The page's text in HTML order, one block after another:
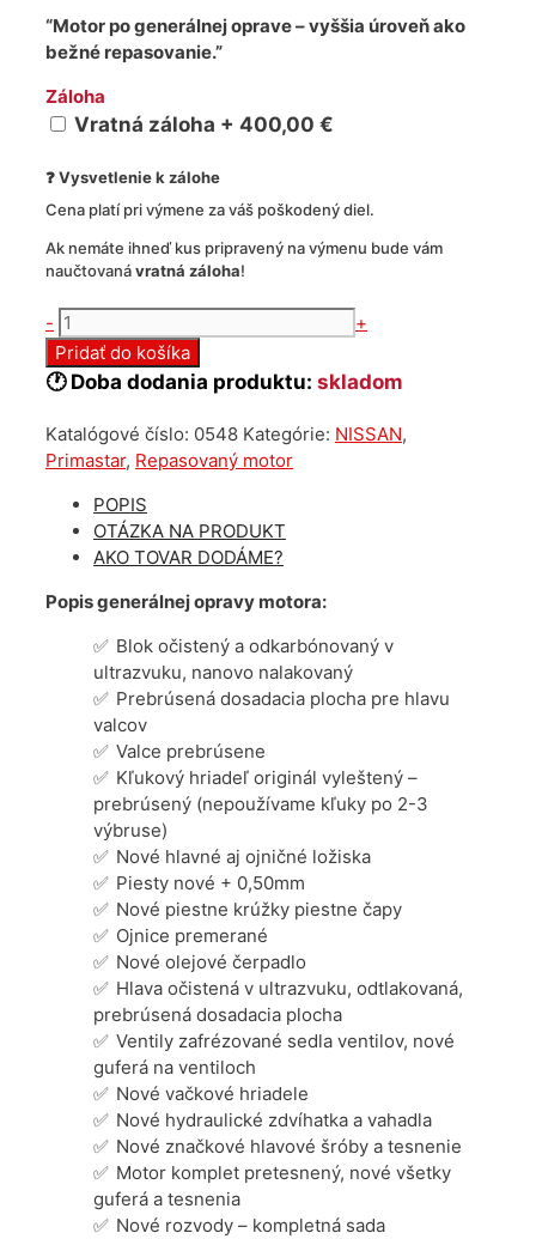
“Motor po generálnej oprave – vyššia úroveň ako
bežné repasovanie.”
Záloha
Vratná záloha + 400,00 €
❓ Vysvetlenie k zálohe
Cena platí pri výmene za váš poškodený diel.
Ak nemáte ihneď kus pripravený na výmenu bude vám
naučtovanávratná záloha!
- množstvo
Repasovaný
motor
Nissan
Primastar
2.0
dci
M9R
Euro4
+
Pridať do košíka
🕐 Doba dodania produktu: skladom
Katalógové číslo: 0548 Kategórie: NISSAN,
Primastar, Repasovaný motor
POPIS
OTÁZKA NA PRODUKT
AKO TOVAR DODÁME?
Popis generálnej opravy motora:
Blok očistený a odkarbónovaný v
ultrazvuku, nanovo nalakovaný
Prebrúsená dosadacia plocha pre hlavu
valcov
Valce prebrúsene
Kľukový hriadeľ originál vyleštený –
prebrúsený (nepoužívame kľuky po 2-3
výbruse)
Nové hlavné aj ojničné ložiska
Piesty nové + 0,50mm
Nové piestne krúžky piestne čapy
Ojnice premerané
Nové olejové čerpadlo
Hlava očistená v ultrazvuku, odtlakovaná,
prebrúsená dosadacia plocha
Ventily zafrézované sedla ventilov, nové
guferá na ventiloch
Nové vačkové hriadele
Nové hydraulické zdvíhatka a vahadla
Nové značkové hlavové šróby a tesnenie
Motor komplet pretesnený, nové všetky
guferá a tesnenia
Nové rozvody – kompletná sada